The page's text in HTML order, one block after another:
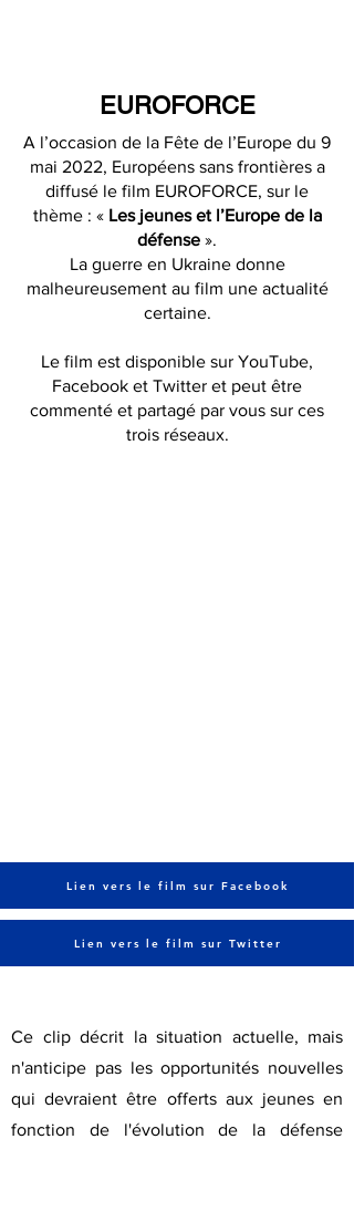
EUROFORCE
A l’occasion de la Fête de l’Europe du 9
mai 2022, Européens sans frontières a
diffusé le film EUROFORCE, sur le
thème : « Les jeunes et l’Europe de la
défense ».
La guerre en Ukraine donne
malheureusement au film une actualité
certaine.
Le film est disponible sur YouTube,
Facebook et Twitter et peut être
commenté et partagé par vous sur ces
trois réseaux.
Lien vers le film sur Facebook
Lien vers le film sur Twitter
Ce clip décrit la situation actuelle, mais
n'anticipe pas les opportunités nouvelles
qui devraient être offerts aux jeunes en
fonction de l'évolution de la défense